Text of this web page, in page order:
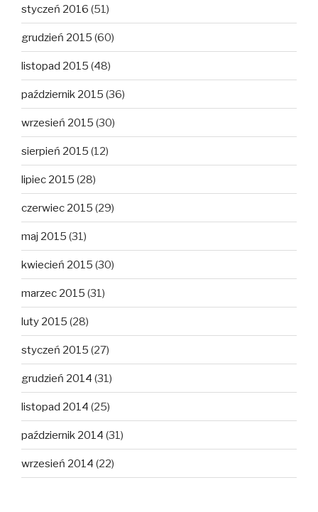
styczeń 2016 (51)
grudzień 2015 (60)
listopad 2015 (48)
październik 2015 (36)
wrzesień 2015 (30)
sierpień 2015 (12)
lipiec 2015 (28)
czerwiec 2015 (29)
maj 2015 (31)
kwiecień 2015 (30)
marzec 2015 (31)
luty 2015 (28)
styczeń 2015 (27)
grudzień 2014 (31)
listopad 2014 (25)
październik 2014 (31)
wrzesień 2014 (22)